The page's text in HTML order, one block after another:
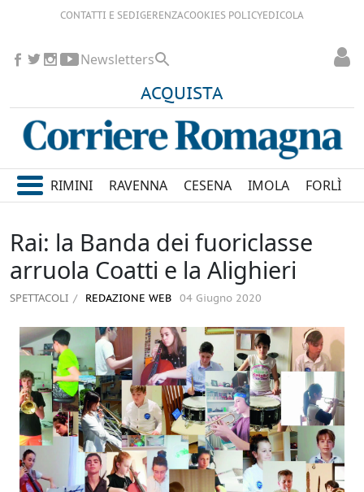
CONTATTI E SEDIGERENZACOOKIES POLICYEDICOLA
ACQUISTA
Newsletters
RIMINI RAVENNA CESENA IMOLA FORLÌ
Rai: la Banda dei fuoriclasse
arruola Coatti e la Alighieri
SPETTACOLI REDAZIONE WEB 04 Giugno 2020